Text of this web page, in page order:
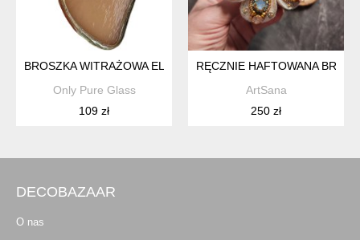
BROSZKA WITRAŻOWA ELIKSIR SZKLANA AUTORSKA
Only Pure Glass
109 zł
RĘCZNIE HAFTOWANA
ArtSana
250 zł
DECOBAZAAR
O nas